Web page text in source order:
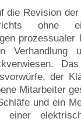
die Revision
ohne
prozessualer
Verhandlung
der
Mitarbeiter
und ein